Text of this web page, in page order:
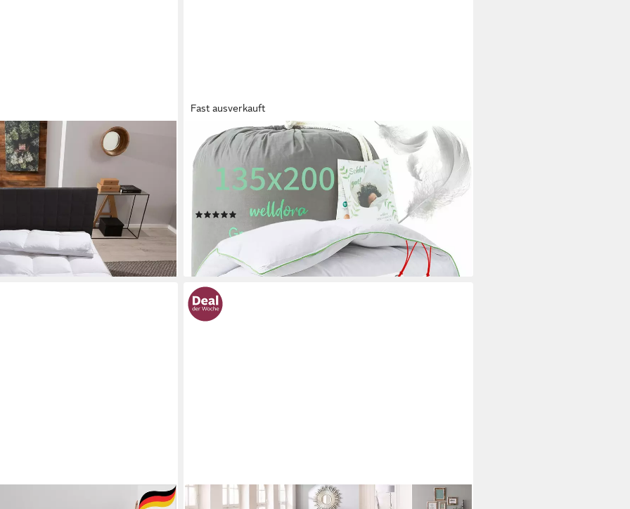
Bettdecken für Sommer oder
Füllung: 100% Daunen,
Bettdecke 135x200 cm, 155x220
Made in Germany
€
bei dir
Fast ausverkauft
WELLDORA
Daunenbettdecke, Komfort Allergiker Bettdecke Winter,
Fachärztlich geprüft, Füllung: 100% Extraweiche Federn &
Daunen, Zertifiziert für Tierwohl, Dicke extrawarme
(2)
ab 109,99 € UVP
-12%
lieferbar - in 3-4 Werktagen bei dir